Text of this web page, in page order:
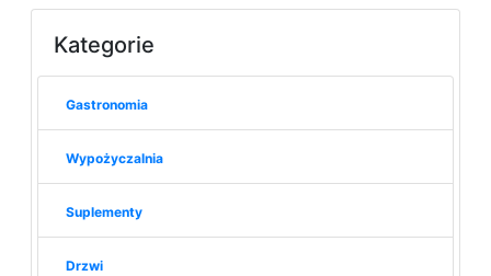
Kategorie
Gastronomia
Wypożyczalnia
Suplementy
Drzwi